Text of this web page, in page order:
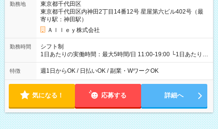
勤務地
東京都千代田区
東京都千代田区内神田2丁目14番12号 星屋第六ビル402号（最
寄り駅：神田駅）
Ａｌｌｅｙ株式会社
勤務時間
シフト制
1日あたりの実働時間：最大5時間/日 11:00-19:00 └1日あたりの
実働時間：1-5時間 └上記の時間帯内であれば、いつでも勤務可
能！ └平日・土曜日の中で、お好きな曜日でご勤務いただけま
18:00 などのように、自由な働き方が可能なお仕事です！
特徴 週1日からOK / 日払いOK / 副業・WワークOK
気になる！ 応募する 詳細へ